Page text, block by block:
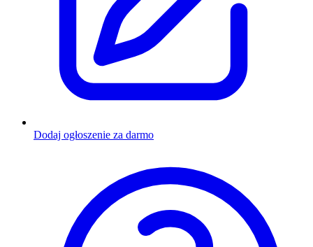
Dodaj ogłoszenie za darmo